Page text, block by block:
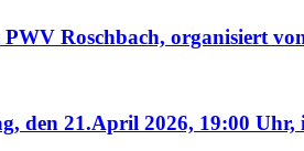
Roschbach, organisiert
den 21.April 2026, 19:00 Uhr,